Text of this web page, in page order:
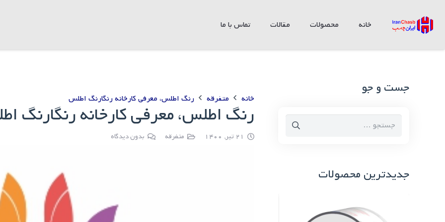
خانه محصولات مقالات تماس با ما
جست و جو
جستجو
جدیدترین محصولات
خانه متفرقه رنگ اطلس، معرفی کارخانه رنگارنگ اطلس
رنگ اطلس، معرفی کارخانه رنگارنگ
21 تیر, 1400 متفرقه بدون دیدگاه